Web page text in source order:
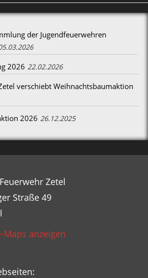
der Jugendfeuerwehren
2026 22.02.2026
verschiebt Weihnachtsbaumaktion
2026 26.12.2025
Zetel
Straße 49
Maps anzeigen